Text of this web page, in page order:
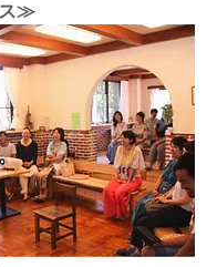
≫